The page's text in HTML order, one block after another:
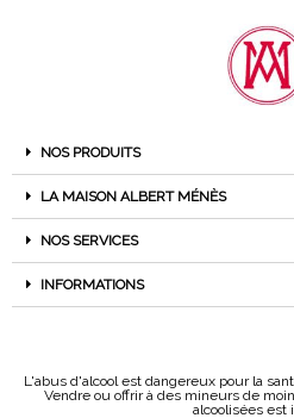
NOS PRODUITS
LA MAISON ALBERT MÉNÈS
NOS SERVICES
INFORMATIONS
L'abus d'alcool est dangereux pour la
Vendre ou offrir à des mineurs de
alcoolisées est